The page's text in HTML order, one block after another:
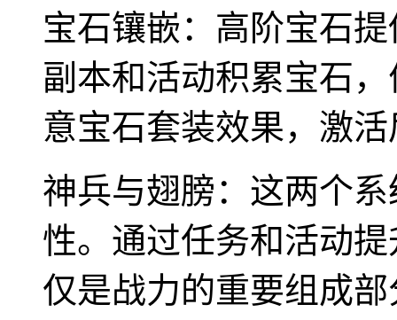
宝石镶嵌：高阶宝石
副本和活动积累宝石
意宝石套装效果，激
神兵与翅膀：这两个
性。通过任务和活动
仅是战力的重要组成